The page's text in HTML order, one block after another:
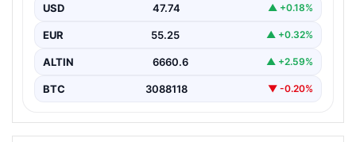
USD 47.74 ▲ +0.18%
EUR 55.25 ▲ +0.32%
ALTIN 6660.6 ▲ +2.59%
BTC 3088118 ▼ -0.20%